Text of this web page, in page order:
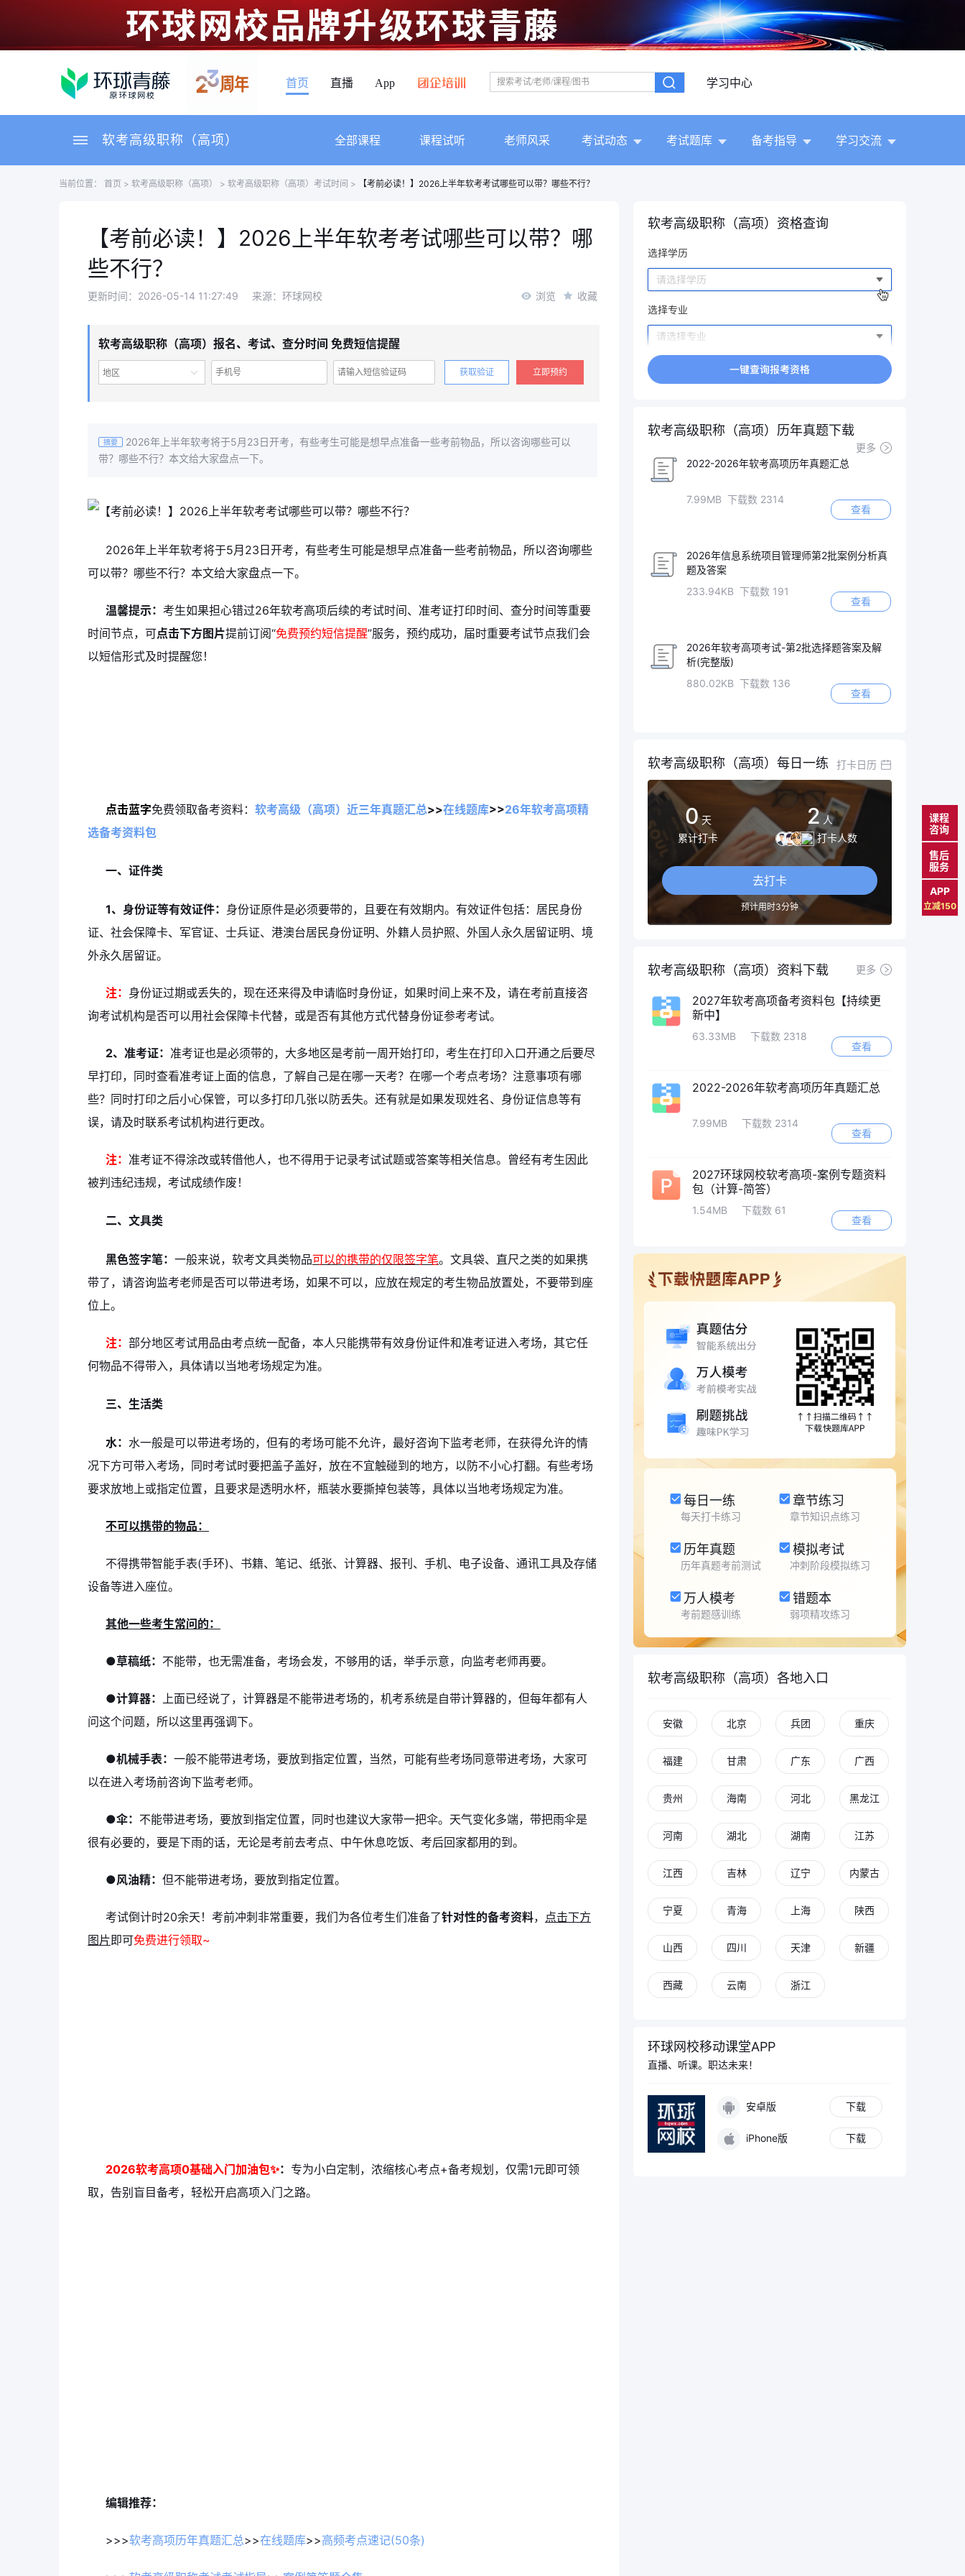
首页 直播 App 学习中心
软考高级职称（高项） 全部课程 课程试听 老师风采 考试动态 考试题库 备考指导 学习交流
当前位置： 首页 > 软考高级职称（高项） > 软考高级职称（高项）考试时间 > 【考前必读！】2026上半年软考考试哪些可以带？哪些不行？
【考前必读！】2026上半年软考考试哪些可以带？哪
些不行？
更新时间：2026-05-14 11:27:49 来源：环球网校 浏览 收藏
软考高级职称（高项）报名、考试、查分时间 免费短信提醒
地区 获取验证 立即预约
摘要
2026年上半年软考将于5月23日开考，有些考生可能是想早点准备一些考前物品，所以咨询哪些可以
带？哪些不行？本文给大家盘点一下。
2026年上半年软考将于5月23日开考，有些考生可能是想早点准备一些考前物品，所以咨询哪些
可以带？哪些不行？本文给大家盘点一下。
温馨提示： 考生如果担心错过26年软考高项后续的考试时间、准考证打印时间、查分时间等重要
时间节点，可点击下方图片提前订阅“免费预约短信提醒”服务，预约成功，届时重要考试节点我们会
以短信形式及时提醒您！
点击蓝字免费领取备考资料： 软考高级（高项）近三年真题汇总>>在线题库>>26年软考高项精
选备考资料包
一、证件类
1、身份证等有效证件： 身份证原件是必须要带的，且要在有效期内。有效证件包括：居民身份
证、社会保障卡、军官证、士兵证、港澳台居民身份证明、外籍人员护照、外国人永久居留证明、境
外永久居留证。
注： 身份证过期或丢失的，现在还来得及申请临时身份证，如果时间上来不及，请在考前直接咨
询考试机构是否可以用社会保障卡代替，或是否有其他方式代替身份证参考考试。
2、准考证： 准考证也是必须带的，大多地区是考前一周开始打印，考生在打印入口开通之后要尽
早打印，同时查看准考证上面的信息，了解自己是在哪一天考？在哪一个考点考场？注意事项有哪
些？同时打印之后小心保管，可以多打印几张以防丢失。还有就是如果发现姓名、身份证信息等有
误，请及时联系考试机构进行更改。
注： 准考证不得涂改或转借他人，也不得用于记录考试试题或答案等相关信息。曾经有考生因此
被判违纪违规，考试成绩作废！
二、文具类
黑色签字笔： 一般来说，软考文具类物品可以的携带的仅限签字笔。文具袋、直尺之类的如果携
带了，请咨询监考老师是否可以带进考场，如果不可以，应放在规定的考生物品放置处，不要带到座
位上。
注： 部分地区考试用品由考点统一配备，本人只能携带有效身份证件和准考证进入考场，其它任
何物品不得带入，具体请以当地考场规定为准。
三、生活类
水： 水一般是可以带进考场的，但有的考场可能不允许，最好咨询下监考老师，在获得允许的情
况下方可带入考场，同时考试时要把盖子盖好，放在不宜触碰到的地方，以防不小心打翻。有些考场
要求放地上或指定位置，且要求是透明水杯，瓶装水要撕掉包装等，具体以当地考场规定为准。
不可以携带的物品：
不得携带智能手表(手环)、书籍、笔记、纸张、计算器、报刊、手机、电子设备、通讯工具及存储
设备等进入座位。
其他一些考生常问的：
●草稿纸： 不能带，也无需准备，考场会发，不够用的话，举手示意，向监考老师再要。
●计算器： 上面已经说了，计算器是不能带进考场的，机考系统是自带计算器的，但每年都有人
问这个问题，所以这里再强调下。
●机械手表： 一般不能带进考场，要放到指定位置，当然，可能有些考场同意带进考场，大家可
以在进入考场前咨询下监考老师。
●伞： 不能带进考场，要放到指定位置，同时也建议大家带一把伞。天气变化多端，带把雨伞是
很有必要的，要是下雨的话，无论是考前去考点、中午休息吃饭、考后回家都用的到。
●风油精： 但不能带进考场，要放到指定位置。
考试倒计时20余天！考前冲刺非常重要，我们为各位考生们准备了针对性的备考资料， 点击下方
图片即可免费进行领取~
2026软考高项0基础入门加油包✨： 专为小白定制，浓缩核心考点+备考规划，仅需1元即可领
取，告别盲目备考，轻松开启高项入门之路。
编辑推荐：
>>>软考高项历年真题汇总>>在线题库>>高频考点速记(50条)
软考高级职称（高项）资格查询
软考高级职称（高项）历年真题下载
更多
2022-2026年软考高项历年真题汇总
7.99MB 下载数 2314
查看
2026年信息系统项目管理师第2批案例分析真
题及答案
233.94KB 下载数 191
查看
2026年软考高项考试-第2批选择题答案及解
析(完整版)
880.02KB 下载数 136
查看
软考高级职称（高项）每日一练 打卡日历
0 天
累计打卡
2 人
打卡人数
去打卡
预计用时3分钟
软考高级职称（高项）资料下载 更多
2027年软考高项备考资料包【持续更
新中】
63.33MB
下载数 2318
查看
2022-2026年软考高项历年真题汇总
7.99MB
下载数 2314
查看
2027环球网校软考高项-案例专题资料
包（计算-简答）
1.54MB
下载数 61
查看
每日一练
每天打卡练习
章节练习
章节知识点练习
历年真题
历年真题考前测试
模拟考试
冲刺阶段模拟练习
万人模考
考前题感训练
错题本
弱项精攻练习
软考高级职称（高项）各地入口
安徽 北京 兵团 重庆
福建 甘肃 广东 广西
贵州 海南 河北 黑龙江
河南 湖北 湖南 江苏
江西 吉林 辽宁 内蒙古
宁夏 青海 上海 陕西
山西 四川 天津 新疆
西藏 云南 浙江
环球网校移动课堂APP
直播、听课。职达未来！
安卓版 下载
iPhone版 下载
课程
咨询
售后
服务
APP
立减150